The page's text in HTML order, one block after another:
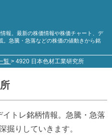
報。最新の株価情報や株価チャート、デ
。急騰・急落などの株価の値動きから銘
覧 > 4920 日本色材工業研究所
トレ銘柄情報。急騰・急落
掘りしていきます。